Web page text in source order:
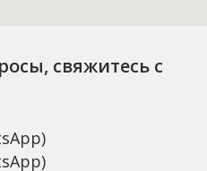
свяжитесь с